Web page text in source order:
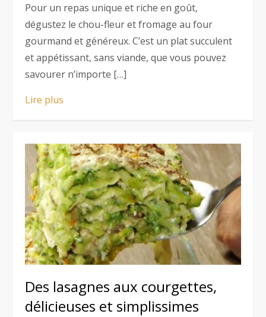
Pour un repas unique et riche en goût,
dégustez le chou-fleur et fromage au four
gourmand et généreux. C’est un plat succulent
et appétissant, sans viande, que vous pouvez
savourer n’importe […]
Lire plus
Des lasagnes aux courgettes,
délicieuses et simplissimes